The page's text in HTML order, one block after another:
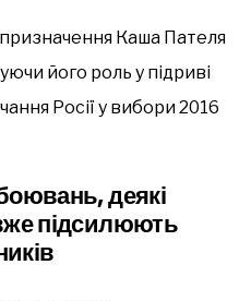
Каша Пателя
його роль у підриві
Росії у вибори 2016
деякі
підсилюють